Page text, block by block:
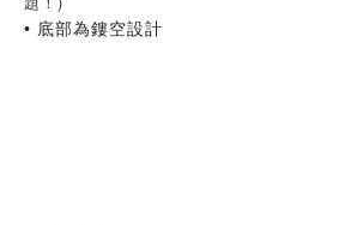
• 底部為鏤空設計